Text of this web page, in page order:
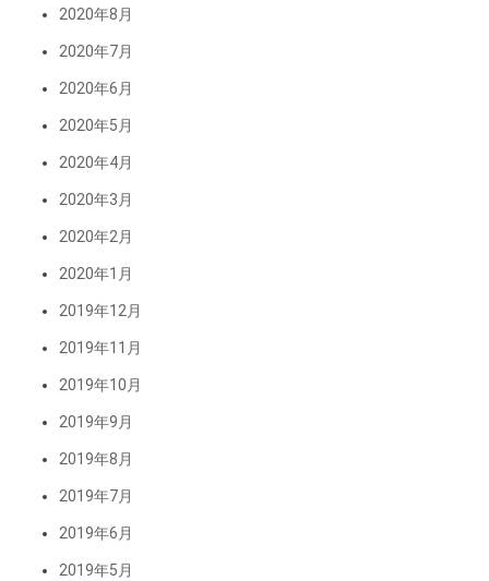
2020年8月
2020年7月
2020年6月
2020年5月
2020年4月
2020年3月
2020年2月
2020年1月
2019年12月
2019年11月
2019年10月
2019年9月
2019年8月
2019年7月
2019年6月
2019年5月